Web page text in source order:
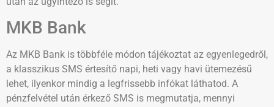
MKB Bank
Az MKB Bank is többféle módon tájékoztat az egyenlegedről,
a klasszikus SMS értesítő napi, heti vagy havi ütemezésű
lehet, ilyenkor mindig a legfrissebb infókat láthatod. A
pénzfelvétel után érkező SMS is megmutatja, mennyi